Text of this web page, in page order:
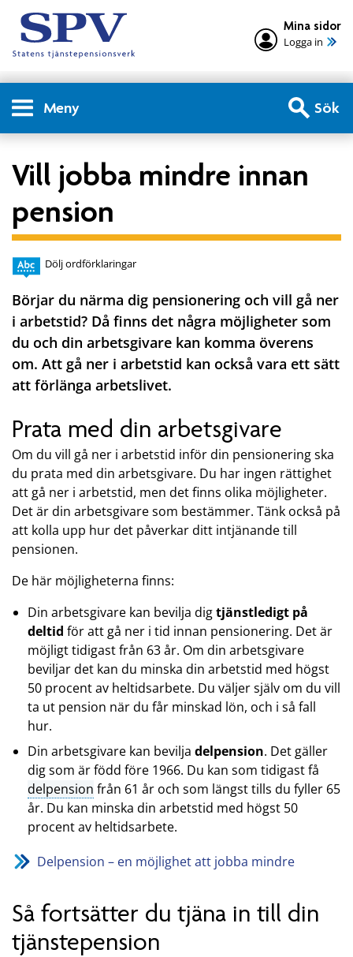
Mina sidor
Logga in
Meny Sök
Vill jobba mindre innan
pension
Dölj ordförklaringar
Börjar du närma dig pensionering och vill gå ner
i arbetstid? Då finns det några möjligheter som
du och din arbetsgivare kan komma överens
om. Att gå ner i arbetstid kan också vara ett sätt
att förlänga arbetslivet.
Prata med din arbetsgivare
Om du vill gå ner i arbetstid inför din pensionering ska
du prata med din arbetsgivare. Du har ingen rättighet
att gå ner i arbetstid, men det finns olika möjligheter.
Det är din arbetsgivare som bestämmer. Tänk också på
att kolla upp hur det påverkar ditt intjänande till
pensionen.
De här möjligheterna finns:
Din arbetsgivare kan bevilja digtjänstledigt på
deltid för att gå ner i tid innan pensionering. Det är
möjligt tidigast från 63 år. Om din arbetsgivare
beviljar det kan du minska din arbetstid med högst
50 procent av heltidsarbete. Du väljer själv om du vill
ta ut pension när du får minskad lön, och i så fall
hur.
Din arbetsgivare kan bevilja delpension. Det gäller
dig som är född före 1966. Du kan som tidigast få
delpension från 61 år och som längst tills du fyller 65
år. Du kan minska din arbetstid med högst 50
procent av heltidsarbete.
Delpension – en möjlighet att jobba mindre
Så fortsätter du tjäna in till din
tjänstepension